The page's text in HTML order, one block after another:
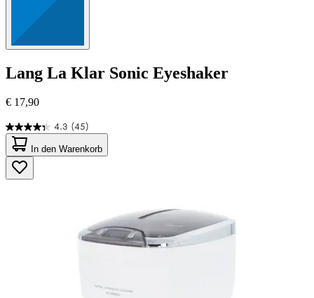
Lang La Klar Sonic Eyeshaker
€ 17,90
4.3 (45)
4.3
von
5
Sternen.
45
In den Warenkorb